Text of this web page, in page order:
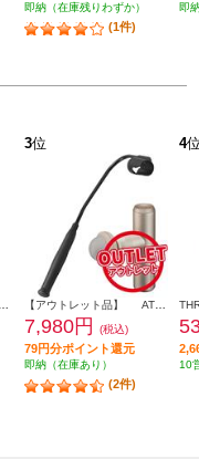
即納（在庫残りわずか）
(1件)
即
3位
7,980円 (税込)
79円分ポイント還元
即納（在庫あり）
(2件)
4
10